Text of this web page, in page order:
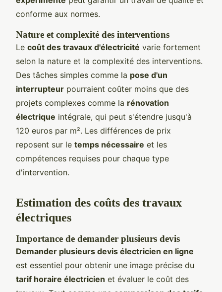
conforme aux normes.
Nature et complexité des interventions
Le coût des travaux d'électricité varie fortement
selon la nature et la complexité des interventions.
Des tâches simples comme la pose d'un
interrupteur pourraient coûter moins que des
projets complexes comme la rénovation
électrique intégrale, qui peut s'étendre jusqu'à
120 euros par m². Les différences de prix
reposent sur le temps nécessaire et les
compétences requises pour chaque type
d'intervention.
Estimation des coûts des travaux
électriques
Importance de demander plusieurs devis
Demander plusieurs devis électricien en ligne
est essentiel pour obtenir une image précise du
tarif horaire électricien et évaluer le coût des